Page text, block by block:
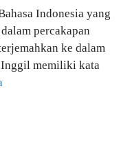
Indonesia yang
percakapan
ke dalam
Inggil memiliki kata